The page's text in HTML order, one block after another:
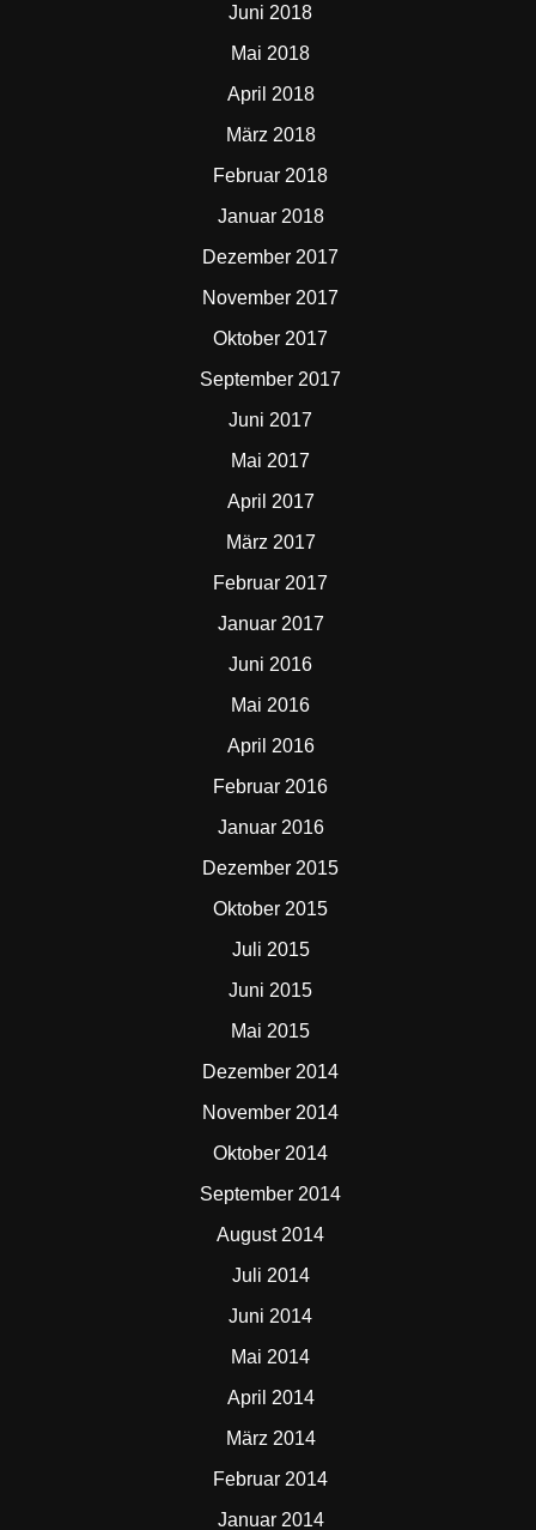
Juni 2018
Mai 2018
April 2018
März 2018
Februar 2018
Januar 2018
Dezember 2017
November 2017
Oktober 2017
September 2017
Juni 2017
Mai 2017
April 2017
März 2017
Februar 2017
Januar 2017
Juni 2016
Mai 2016
April 2016
Februar 2016
Januar 2016
Dezember 2015
Oktober 2015
Juli 2015
Juni 2015
Mai 2015
Dezember 2014
November 2014
Oktober 2014
September 2014
August 2014
Juli 2014
Juni 2014
Mai 2014
April 2014
März 2014
Februar 2014
Januar 2014